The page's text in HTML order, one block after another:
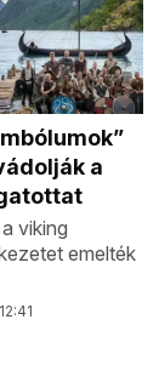
a
viking
emelték